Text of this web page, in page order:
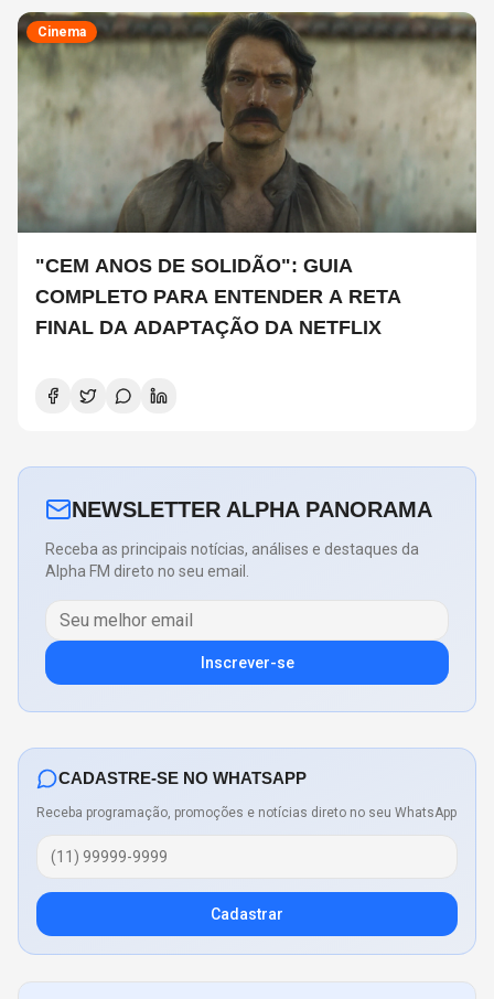
Cinema
"CEM ANOS DE SOLIDÃO": GUIA
COMPLETO PARA ENTENDER A RETA
FINAL DA ADAPTAÇÃO DA NETFLIX
NEWSLETTER ALPHA PANORAMA
Receba as principais notícias, análises e destaques da
Alpha FM direto no seu email.
Inscrever-se
CADASTRE-SE NO WHATSAPP
Receba programação, promoções e notícias direto no seu WhatsApp
Cadastrar